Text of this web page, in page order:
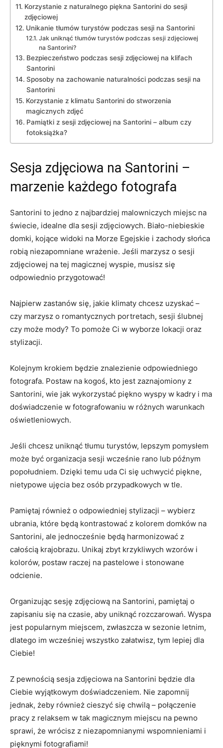
Korzystanie ‍z naturalnego piękna Santorini do sesji
zdjęciowej
Unikanie tłumów⁢ turystów podczas ⁤sesji na Santorini
Jak uniknąć tłumów turystów⁤ podczas sesji zdjęciowej‌
na Santorini?
Bezpieczeństwo podczas sesji⁤ zdjęciowej na‍ klifach⁣
Santorini
Sposoby na zachowanie naturalności podczas sesji‍ na
Santorini
Korzystanie z klimatu Santorini do⁢ stworzenia⁤
magicznych zdjęć
Pamiątki z‌ sesji zdjęciowej na Santorini⁣ – album czy
fotoksiążka?
Sesja zdjęciowa na Santorini‌ –
marzenie ‌każdego fotografa
Santorini ‌to ‍jedno z najbardziej malowniczych miejsc na
świecie, idealne dla sesji zdjęciowych.⁢ Biało-niebieskie
domki, kojące widoki na Morze Egejskie i zachody ‍słońca
robią niezapomniane wrażenie. Jeśli marzysz​ o sesji
⁣zdjęciowej‌ na tej magicznej wyspie,‍ musisz się
odpowiednio przygotować!
Najpierw zastanów ⁢się, jakie klimaty chcesz uzyskać⁢ – ​
czy marzysz o⁤ romantycznych portretach, sesji ślubnej
czy może mody? To pomoże​ Ci w wyborze lokacji oraz
⁣stylizacji.
Kolejnym krokiem będzie znalezienie odpowiedniego
fotografa. Postaw na ‌kogoś, kto jest ⁢zaznajomiony ​z
Santorini, wie‍ jak wykorzystać piękno wyspy w ⁣kadry i ma
doświadczenie w fotografowaniu w różnych warunkach
oświetleniowych.
Jeśli chcesz uniknąć tłumu turystów, lepszym pomysłem
może być organizacja sesji⁣ wcześnie rano lub późnym
popołudniem. Dzięki ⁣temu uda Ci się uchwycić ⁣piękne,⁢
nietypowe ujęcia bez ​osób przypadkowych w tle.
Pamiętaj również o odpowiedniej⁣ stylizacji – wybierz
ubrania, które będą ‍kontrastować z kolorem domków na⁢
Santorini, ale jednocześnie ​będą harmonizować z
całością krajobrazu. Unikaj ⁤zbyt krzykliwych wzorów i​
kolorów, ​postaw⁢ raczej na pastelowe i‌ stonowane
odcienie.
Organizując ⁤sesję ⁢zdjęciową na ‌Santorini, pamiętaj o
‌zapisaniu się⁣ na czasie, aby uniknąć rozczarowań. Wyspa
jest popularnym miejscem, zwłaszcza w sezonie letnim,⁢
dlatego im wcześniej wszystko załatwisz, tym lepiej dla
Ciebie!
Z pewnością‌ sesja zdjęciowa na Santorini będzie⁤ dla
Ciebie wyjątkowym doświadczeniem. Nie zapomnij
‌jednak, żeby również cieszyć się chwilą – połączenie
pracy z relaksem w tak magicznym miejscu na pewno⁢
sprawi, że wrócisz z niezapomnianymi wspomnieniami⁣ i
pięknymi fotografiami!